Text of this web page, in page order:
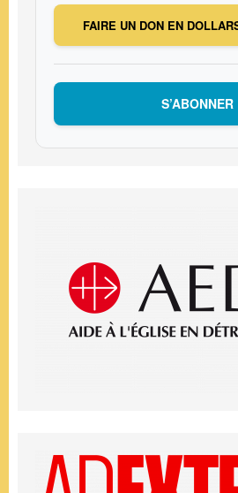
FAIRE UN DON EN
S’ABONNER